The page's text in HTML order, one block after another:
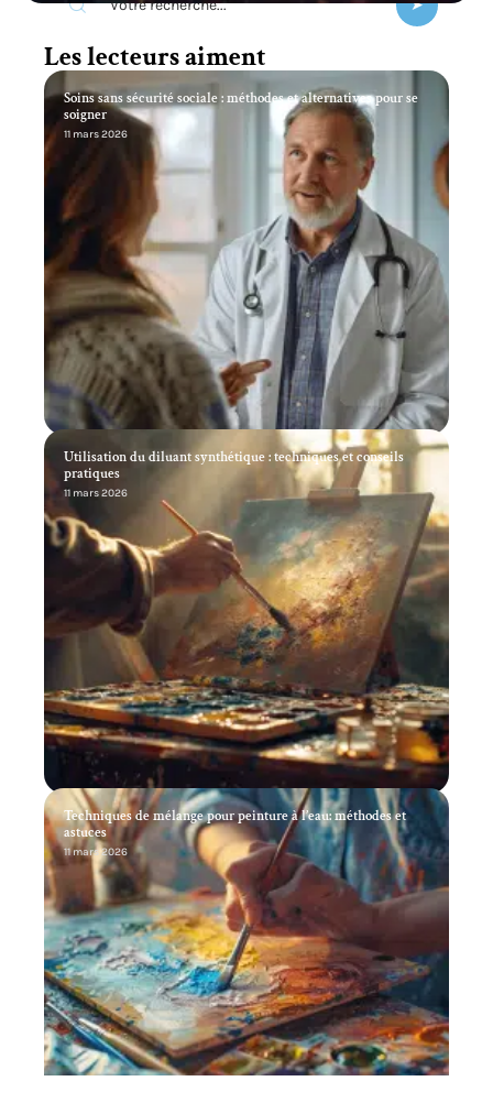
Les lecteurs aiment
Soins sans sécurité sociale : méthodes et alternatives pour se
soigner
11 mars 2026
Utilisation du diluant synthétique : techniques et conseils
pratiques
11 mars 2026
Techniques de mélange pour peinture à l’eau: méthodes et
astuces
11 mars 2026